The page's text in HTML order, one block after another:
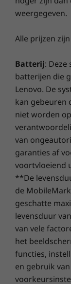
apparaten,
de
Bescherm
weergegeven.
Alle prijzen
Batterij:
batterijen die
Lenovo. De
kan gebeuren
niet worden
van
garanties af
voortvloeiend
**De
de
geschatte
levensduur
van vele
het
functies,
en gebruik